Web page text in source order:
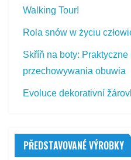
Walking Tour!
Rola snów w życiu
Skříň na boty:
przechowywania obuwia
Evoluce dekorativní
PŘEDSTAVOVANÉ VÝROBKY